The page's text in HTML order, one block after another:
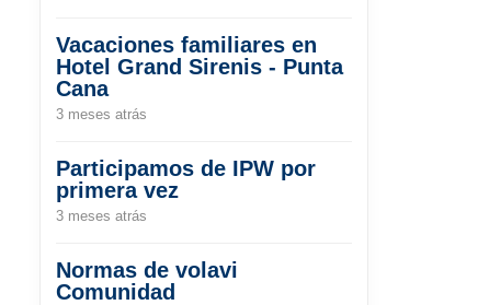
Vacaciones familiares en
Hotel Grand Sirenis - Punta
Cana
3 meses atrás
Participamos de IPW por
primera vez
3 meses atrás
Normas de volavi
Comunidad